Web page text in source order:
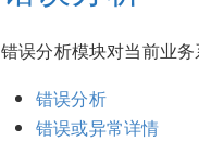
错误分析模块对当前业
错误分析
错误或异常详情